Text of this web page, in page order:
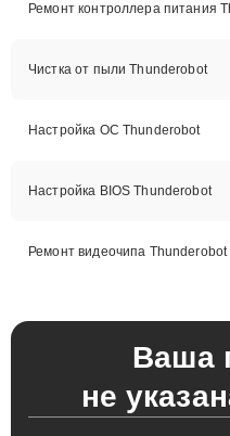
Ремонт контроллера питания
Чистка от пыли Thunderobot
Настройка ОС Thunderobot
Настройка BIOS Thunderobot
Ремонт видеочипа Thunderobot
Ваша
не